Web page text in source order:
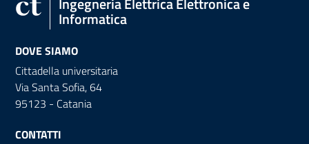
Informatica
DOVE SIAMO
Cittadella universitaria
Via Santa Sofia, 64
95123 - Catania
CONTATTI